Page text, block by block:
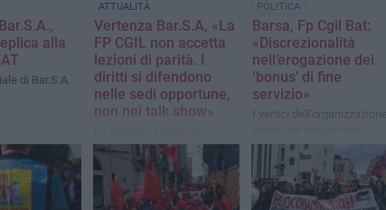
alla
di Bar.S.A.
ATTUALITÀ
Vertenza Bar.S.A, «La
FP CGIL non accetta
lezioni di parità. I
diritti si difendono
nelle sedi opportune,
non nei talk show»
POLITICA
Barsa, Fp Cgil Bat:
«Discrezionalità
nell’erogazione dei
‘bonus’ di fine
servizio»
I vertici dell’organizzazione
l’accaduto e chiedono
verifiche al Sindaco oltre
che un incontro urgente
all’azienda